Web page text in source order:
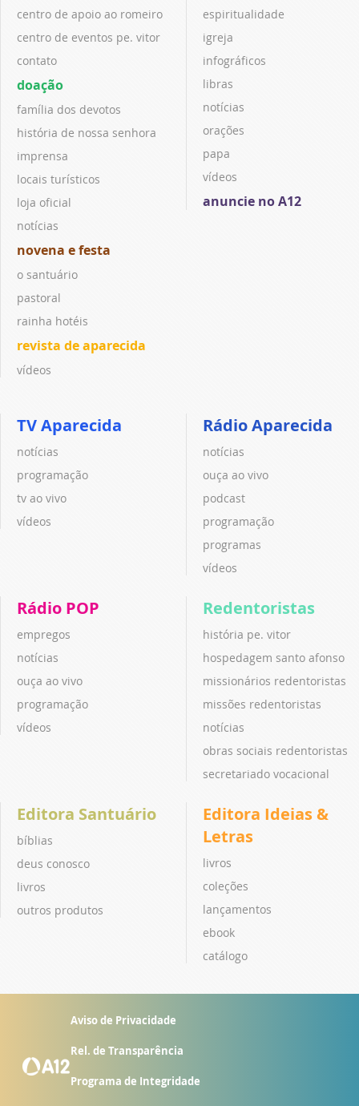
centro de apoio ao romeiro
centro de eventos pe. vitor
contato
doação
família dos devotos
história de nossa senhora
imprensa
locais turísticos
loja oficial
notícias
novena e festa
o santuário
pastoral
rainha hotéis
revista de aparecida
vídeos
espiritualidade
igreja
infográficos
libras
notícias
orações
papa
vídeos
anuncie no A12
TV Aparecida
notícias
programação
tv ao vivo
vídeos
Rádio Aparecida
notícias
ouça ao vivo
podcast
programação
programas
vídeos
Rádio POP
empregos
notícias
ouça ao vivo
programação
vídeos
Redentoristas
história pe. vitor
hospedagem santo afonso
missionários redentoristas
missões redentoristas
notícias
obras sociais redentoristas
secretariado vocacional
Editora Santuário
bíblias
deus conosco
livros
outros produtos
Editora Ideias &
Letras
livros
coleções
lançamentos
ebook
catálogo
Aviso de Privacidade
Rel. de Transparência
Programa de Integridade